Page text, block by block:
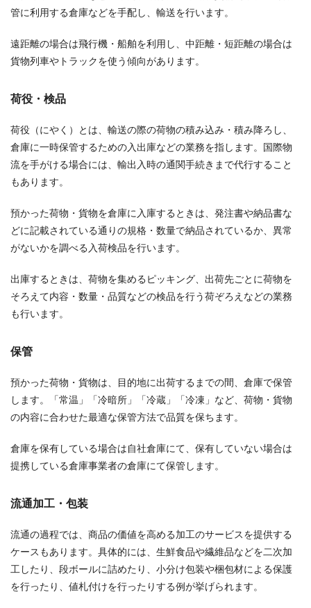
管に利用する倉庫などを手配し、輸送を行います。
遠距離の場合は飛行機・船舶を利用し、中距離・短距離の場合は
貨物列車やトラックを使う傾向があります。
荷役・検品
荷役（にやく）とは、輸送の際の荷物の積み込み・積み降ろし、
倉庫に一時保管するための入出庫などの業務を指します。国際物
流を手がける場合には、輸出入時の通関手続きまで代行すること
もあります。
預かった荷物・貨物を倉庫に入庫するときは、発注書や納品書な
どに記載されている通りの規格・数量で納品されているか、異常
がないかを調べる入荷検品を行います。
出庫するときは、荷物を集めるピッキング、出荷先ごとに荷物を
そろえて内容・数量・品質などの検品を行う荷ぞろえなどの業務
も行います。
保管
預かった荷物・貨物は、目的地に出荷するまでの間、倉庫で保管
します。「常温」「冷暗所」「冷蔵」「冷凍」など、荷物・貨物
の内容に合わせた最適な保管方法で品質を保ちます。
倉庫を保有している場合は自社倉庫にて、保有していない場合は
提携している倉庫事業者の倉庫にて保管します。
流通加工・包装
流通の過程では、商品の価値を高める加工のサービスを提供する
ケースもあります。具体的には、生鮮食品や繊維品などを二次加
工したり、段ボールに詰めたり、小分け包装や梱包材による保護
を行ったり、値札付けを行ったりする例が挙げられます。